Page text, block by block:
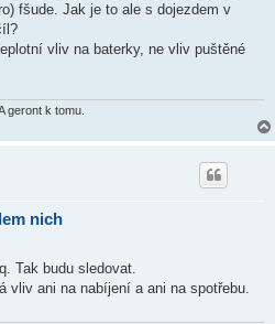
fšude. Jak je to ale s dojezdem v
vliv na baterky, ne vliv puštěné
geront k tomu.
nich
Tak budu sledovat.
vliv ani na nabíjení a ani na spotřebu.